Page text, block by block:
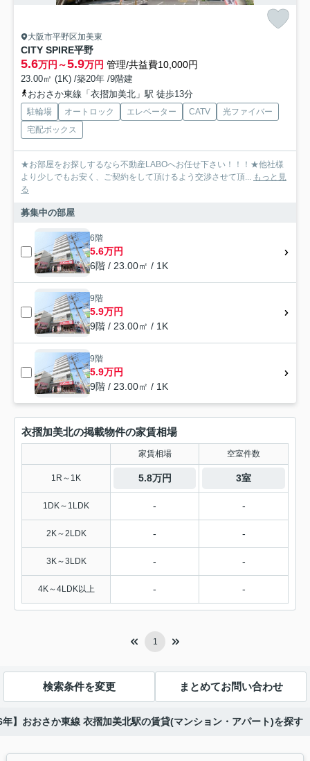
大阪市平野区加美東
CITY SPIRE平野
5.6万円～5.9万円 管理/共益費10,000円
23.00㎡ (1K) /築20年 /9階建
おおさか東線「衣摺加美北」駅 徒歩13分
駐輪場 オートロック エレベーター CATV
光ファイバー
宅配ボックス
★お部屋をお探しするなら不動産LABOへお任せ下さい！！！★他社様
より少しでもお安く、ご契約をして頂けるよう交渉させて頂...
もっと見
る
募集中の部屋
6階
5.6万円
6階 / 23.00㎡ / 1K
9階
5.9万円
9階 / 23.00㎡ / 1K
9階
5.9万円
9階 / 23.00㎡ / 1K
衣摺加美北の掲載物件の家賃相場
家賃相場 空室件数
1R～1K 5.8万円 3室
1DK～1LDK - -
2K～2LDK - -
3K～3LDK - -
4K～4LDK以上 - -
1
検索条件を変更 まとめてお問い合わせ
】おおさか東線 衣摺加美北駅の賃貸(マンション・アパート)を探す